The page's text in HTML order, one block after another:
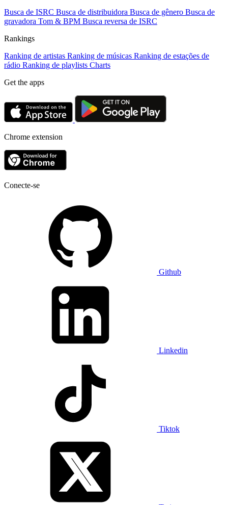
Busca de ISRC Busca de distribuidora Busca de gênero Busca de
gravadora Tom & BPM Busca reversa de ISRC
Rankings
Ranking de artistas Ranking de músicas Ranking de estações de
rádio Ranking de playlists Charts
Get the apps
Chrome extension
Conecte-se
Github
Linkedin
Tiktok